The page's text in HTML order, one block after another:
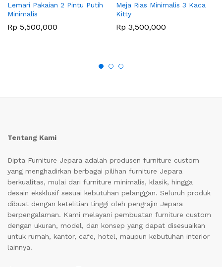
Lemari Pakaian 2 Pintu Putih
Minimalis
Rp 5,500,000
Meja Rias Minimalis 3 Kaca
Kitty
Rp 3,500,000
Tentang Kami
Dipta Furniture Jepara adalah produsen furniture custom
yang menghadirkan berbagai pilihan furniture Jepara
berkualitas, mulai dari furniture minimalis, klasik, hingga
desain eksklusif sesuai kebutuhan pelanggan. Seluruh produk
dibuat dengan ketelitian tinggi oleh pengrajin Jepara
berpengalaman. Kami melayani pembuatan furniture custom
dengan ukuran, model, dan konsep yang dapat disesuaikan
untuk rumah, kantor, cafe, hotel, maupun kebutuhan interior
lainnya.